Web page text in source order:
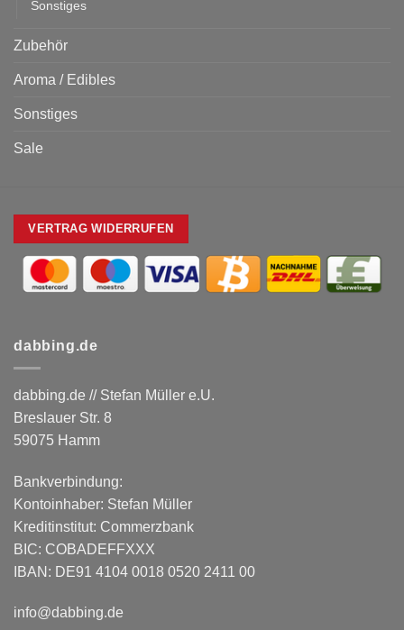
Sonstiges
Zubehör
Aroma / Edibles
Sonstiges
Sale
VERTRAG WIDERRUFEN
dabbing.de
dabbing.de // Stefan Müller e.U.
Breslauer Str. 8
59075 Hamm
Bankverbindung:
Kontoinhaber: Stefan Müller
Kreditinstitut: Commerzbank
BIC: COBADEFFXXX
IBAN: DE91 4104 0018 0520 2411 00
info@dabbing.de